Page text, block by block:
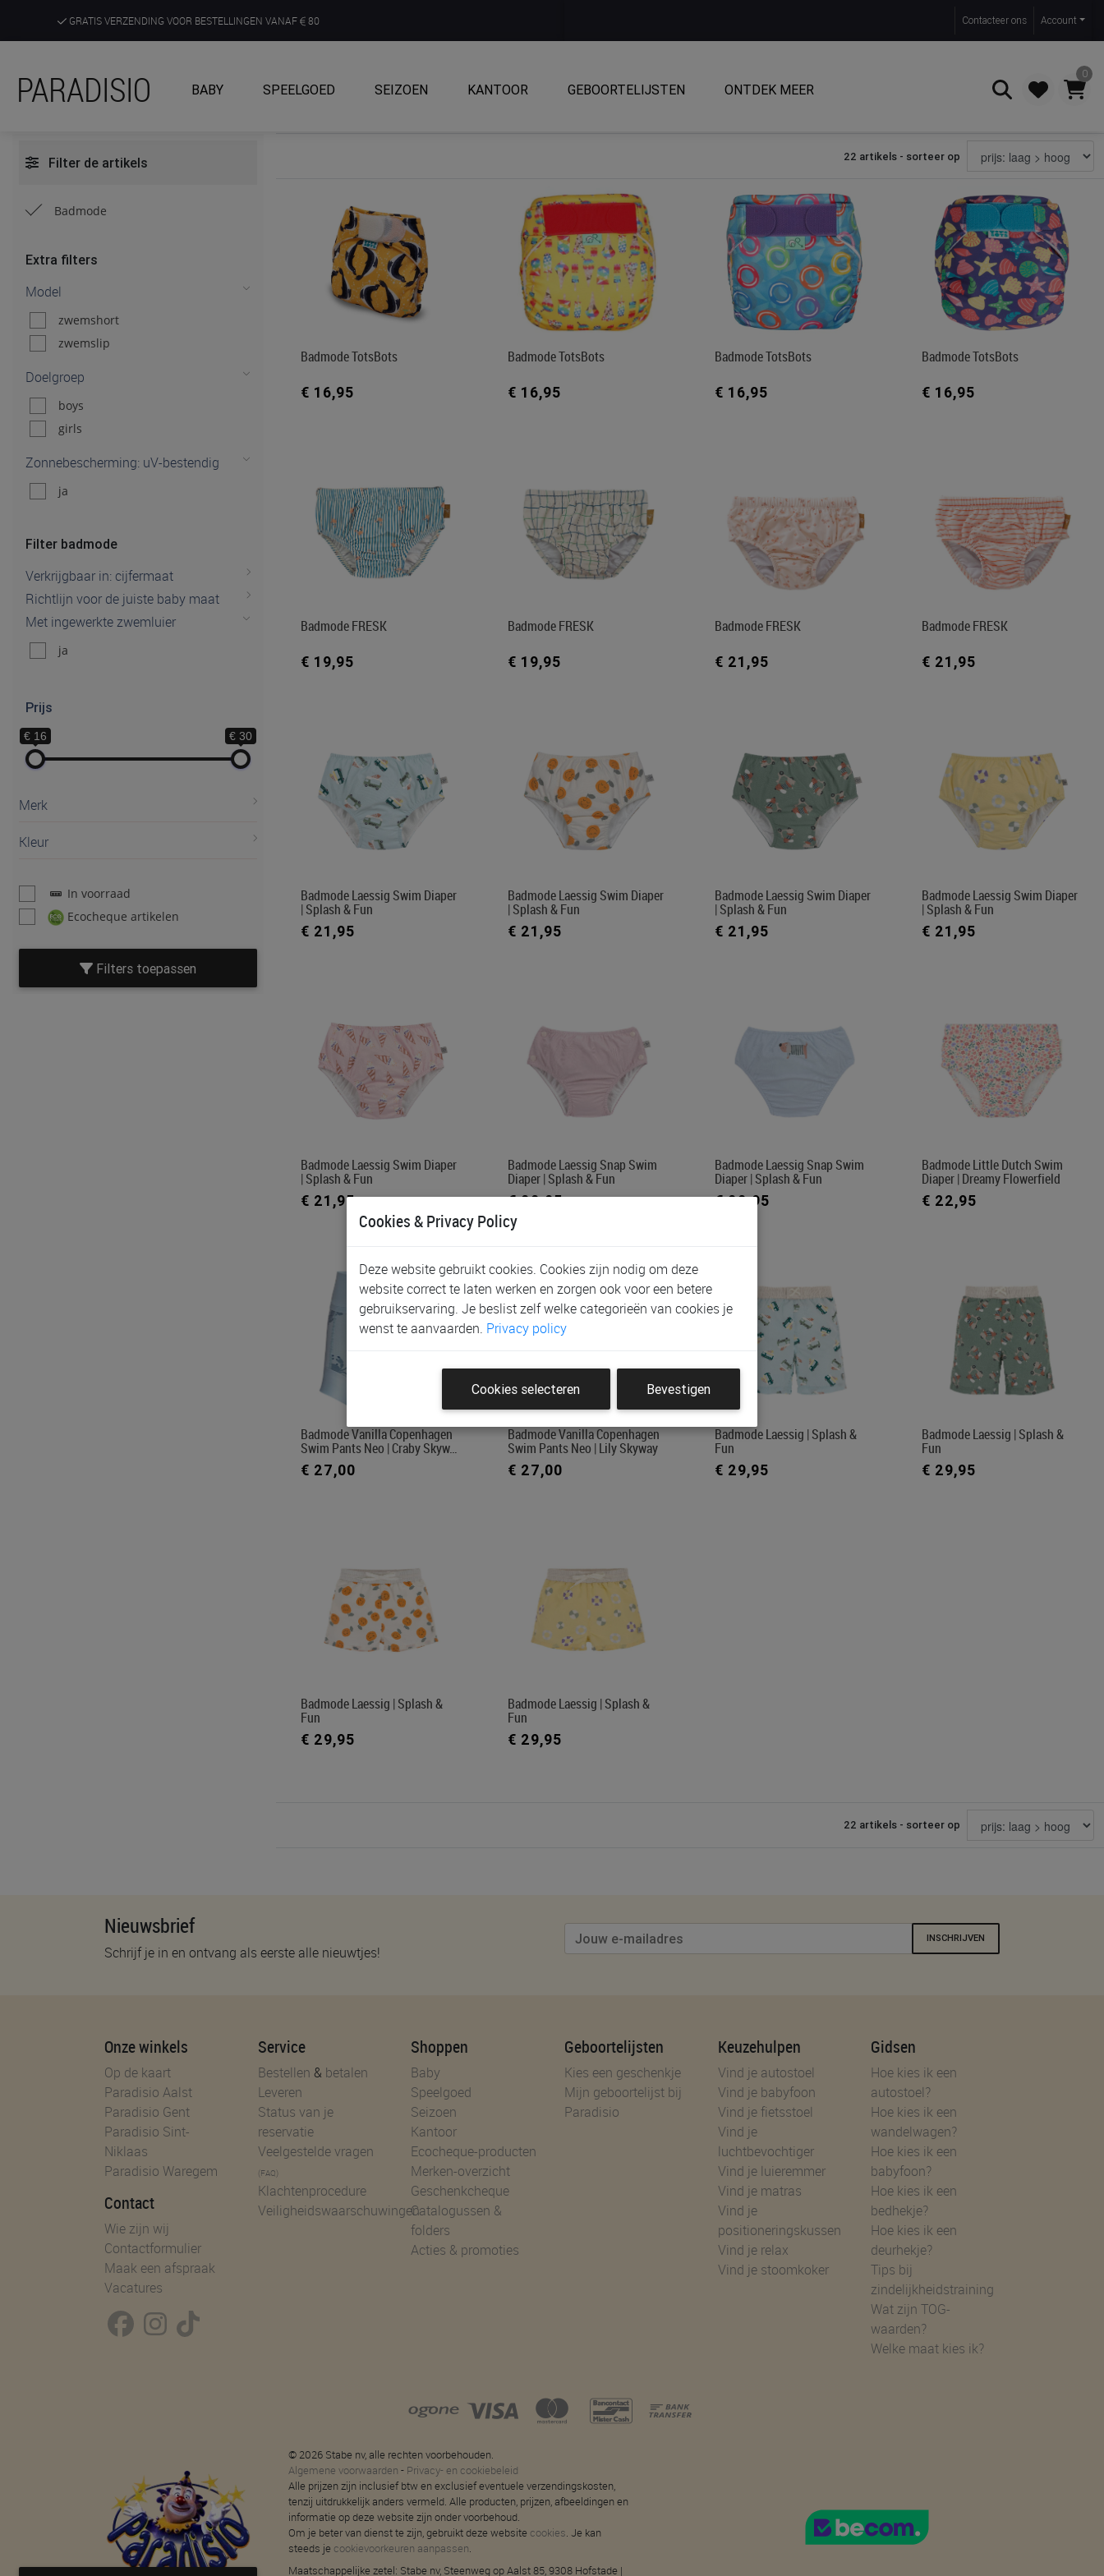
GRATIS VERZENDING VOOR BESTELLINGEN VANAF 80
ONTDEK, BELEEF EN KRIJG ADVIES IN ONZE WINKELS
Contacteer ons Account
PARADISIO BABY SPEELGOED SEIZOEN KANTOOR GEBOORTELIJSTEN ONTDEK MEER
0
Zoeken
Filter de artikels
Badmode
Extra filters
Model
zwemshort
zwemslip
Doelgroep
boys
girls
Zonnebescherming: uV-bestendig
ja
Filter badmode
Verkrijgbaar in: cijfermaat
Richtlijn voor de juiste baby maat
Met ingewerkte zwemluier
ja
Prijs
€ 16 € 30
Merk
Kleur
In voorraad
Ecocheque artikelen
Filters toepassen
22 artikels - sorteer op
Badmode TotsBots
€ 16,95
Badmode TotsBots
€ 16,95
Badmode TotsBots
€ 16,95
Badmode TotsBots
€ 16,95
Badmode FRESK
€ 19,95
Badmode FRESK
€ 19,95
Badmode FRESK
€ 21,95
Badmode FRESK
€ 21,95
Badmode Laessig Swim Diaper
| Splash & Fun
€ 21,95
Badmode Laessig Swim Diaper
| Splash & Fun
€ 21,95
Badmode Laessig Swim Diaper
| Splash & Fun
€ 21,95
Badmode Laessig Swim Diaper
| Splash & Fun
€ 21,95
Badmode Laessig Swim Diaper
| Splash & Fun
€ 21,95
Badmode Laessig Snap Swim
Diaper | Splash & Fun
€ 22,95
Badmode Laessig Snap Swim
Diaper | Splash & Fun
€ 22,95
Badmode Little Dutch Swim
Diaper | Dreamy Flowerfield
€ 22,95
Badmode Vanilla Copenhagen
Swim Pants Neo | Craby Skyw…
€ 27,00
Badmode Vanilla Copenhagen
Swim Pants Neo | Lily Skyway
€ 27,00
Badmode Laessig | Splash &
Fun
€ 29,95
Badmode Laessig | Splash &
Fun
€ 29,95
Badmode Laessig | Splash &
Fun
€ 29,95
Badmode Laessig | Splash &
Fun
€ 29,95
22 artikels - sorteer op
Nieuwsbrief
Schrijf je in en ontvang als eerste alle nieuwtjes!
INSCHRIJVEN
Onze winkels
Op de kaart
Paradisio Aalst
Paradisio Gent
Paradisio Sint-
Niklaas
Paradisio Waregem
Contact
Wie zijn wij
Contactformulier
Maak een afspraak
Vacatures
Service
Bestellen & betalen
Leveren
Status van je
reservatie
Veelgestelde vragen
(FAQ)
Klachtenprocedure
Veiligheidswaarschuwingen
Shoppen
Baby
Speelgoed
Seizoen
Kantoor
Ecocheque-producten
Merken-overzicht
Geschenkcheque
Catalogussen &
folders
Acties & promoties
Geboortelijsten
Kies een geschenkje
Mijn geboortelijst bij
Paradisio
Keuzehulpen
Vind je autostoel
Vind je babyfoon
Vind je fietsstoel
Vind je
luchtbevochtiger
Vind je luieremmer
Vind je matras
Vind je
positioneringskussen
Vind je relax
Vind je stoomkoker
Gidsen
Hoe kies ik een
autostoel?
Hoe kies ik een
wandelwagen?
Hoe kies ik een
babyfoon?
Hoe kies ik een
bedhekje?
Hoe kies ik een
deurhekje?
Tips bij
zindelijkheidstraining
Wat zijn TOG-
waarden?
Welke maat kies ik?
© 2026 Stabe nv, alle rechten voorbehouden.
Algemene voorwaarden - Privacy- en cookiebeleid
Alle prijzen zijn inclusief btw en exclusief eventuele verzendingskosten,
tenzij uitdrukkelijk anders vermeld. Alle producten, prijzen, afbeeldingen en
informatie op deze website zijn onder voorbehoud.
Om je beter van dienst te zijn, gebruikt deze website cookies. Je kan
steeds je cookievoorkeuren aanpassen.
Maatschappelijke zetel: Stabe nv, Steenweg op Aalst 85, 9308 Hofstade |
Cookies & Privacy Policy
Deze website gebruikt cookies. Cookies zijn nodig om deze
website correct te laten werken en zorgen ook voor een betere
gebruikservaring. Je beslist zelf welke categorieën van cookies je
wenst te aanvaarden. Privacy policy
Cookies selecteren Bevestigen